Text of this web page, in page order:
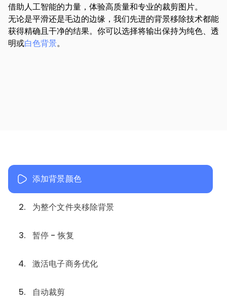
借助人工智能的力量，体验高质量和专业的裁剪图片。
无论是平滑还是毛边的边缘，我们先进的背景移除技术都能
获得精确且干净的结果。你可以选择将输出保持为纯色、透
明或白色背景。
添加背景颜色
2. 为整个文件夹移除背景
3. 暂停 - 恢复
4. 激活电子商务优化
5. 自动裁剪